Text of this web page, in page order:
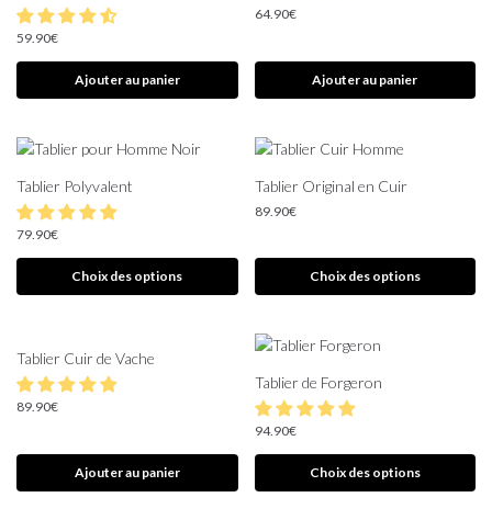
59.90€
Ajouter au panier
64.90€
Ajouter au panier
Tablier Polyvalent
79.90€
Choix des options
Tablier Original en Cuir
89.90€
Choix des options
Tablier Cuir de Vache
89.90€
Ajouter au panier
Tablier de Forgeron
94.90€
Choix des options